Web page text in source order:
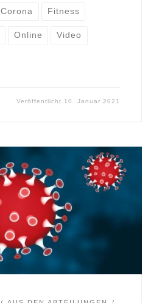
Corona Fitness
Online Video
Veröffentlicht 10. Januar 2021